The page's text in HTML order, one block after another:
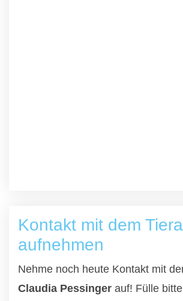
Kontakt mit dem
aufnehmen
Nehme noch heute Kontakt mit
Claudia Pessinger auf! Fülle